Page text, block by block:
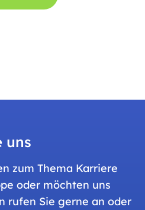
uns
zum Thema Karriere
oder möchten uns
rufen Sie gerne an oder